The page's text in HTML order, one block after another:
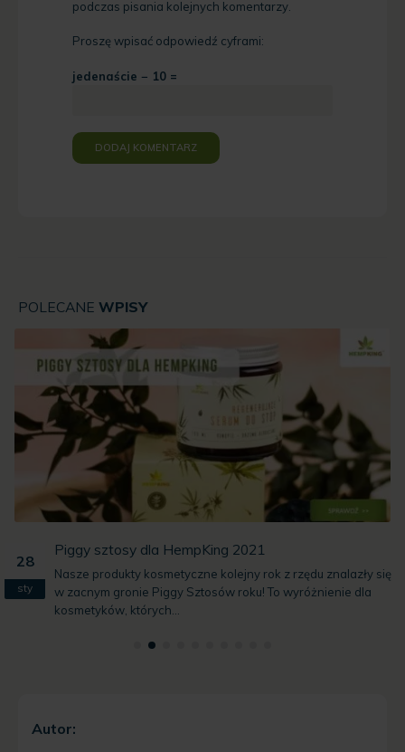
podczas pisania kolejnych komentarzy.
Proszę wpisać odpowiedź cyframi:
jedenaście − 10 =
POLECANE WPISY
28
sty
Piggy sztosy dla HempKing 2021
Nasze produkty kosmetyczne kolejny rok z rzędu znalazły się
w zacnym gronie Piggy Sztosów roku! To wyróżnienie dla
kosmetyków, których...
Autor: